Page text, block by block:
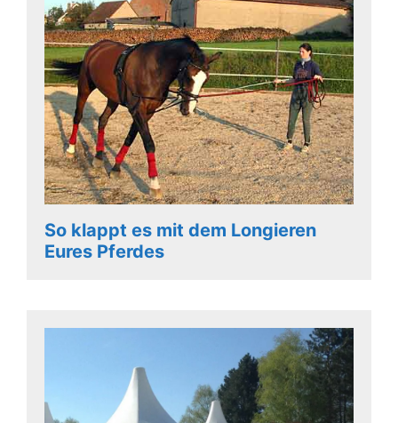
So klappt es mit dem Longieren
Eures Pferdes